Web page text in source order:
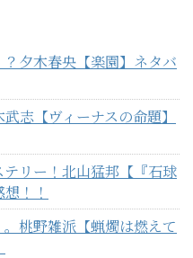
夕木春央【楽園】ネタバ
志【ヴィーナスの命題】
リー！北山猛邦【『石球
！！
桃野雑派【蝋燭は燃えて